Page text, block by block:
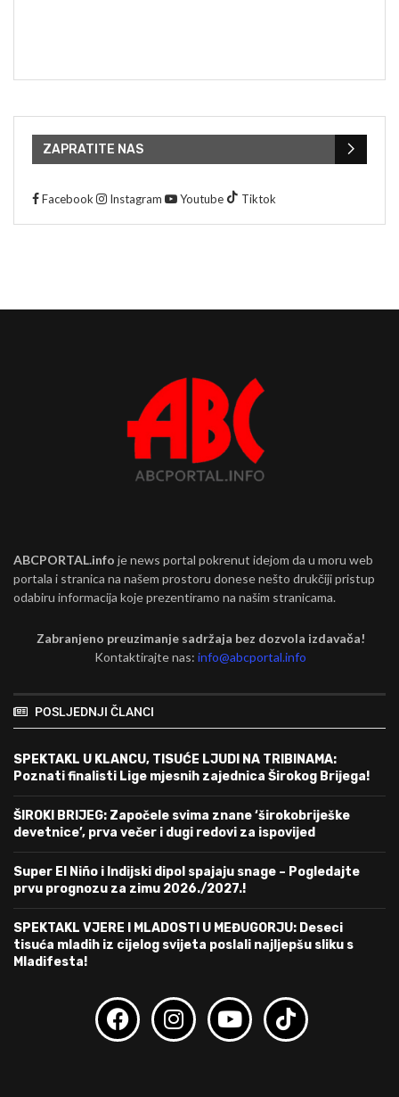
ZAPRATITE NAS
Facebook Instagram Youtube Tiktok
ABCPORTAL.info je news portal pokrenut idejom da u moru web
portala i stranica na našem prostoru donese nešto drukčiji pristup
odabiru informacija koje prezentiramo na našim stranicama.
Zabranjeno preuzimanje sadržaja bez dozvola izdavača!
Kontaktirajte nas:info@abcportal.info
POSLJEDNJI ČLANCI
SPEKTAKL U KLANCU, TISUĆE LJUDI NA TRIBINAMA:
Poznati finalisti Lige mjesnih zajednica Širokog Brijega!
ŠIROKI BRIJEG: Započele svima znane ‘širokobriješke
devetnice’, prva večer i dugi redovi za ispovijed
Super El Niño i Indijski dipol spajaju snage – Pogledajte
prvu prognozu za zimu 2026./2027.!
SPEKTAKL VJERE I MLADOSTI U MEĐUGORJU: Deseci
tisuća mladih iz cijelog svijeta poslali najljepšu sliku s
Mladifesta!